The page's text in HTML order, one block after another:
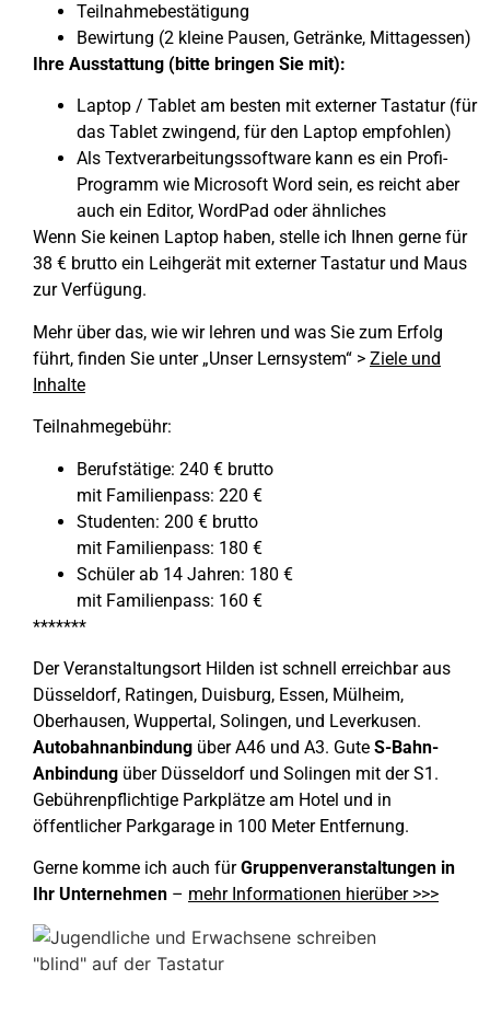
Teilnahmebestätigung
Bewirtung (2 kleine Pausen, Getränke, Mittagessen)
Ihre Ausstattung (bitte bringen Sie mit):
Laptop / Tablet am besten mit externer Tastatur (für
das Tablet zwingend, für den Laptop empfohlen)
Als Textverarbeitungssoftware kann es ein Profi-
Programm wie Microsoft Word sein, es reicht aber
auch ein Editor, WordPad oder ähnliches
Wenn Sie keinen Laptop haben, stelle ich Ihnen gerne für
38 € brutto ein Leihgerät mit externer Tastatur und Maus
zur Verfügung.
Mehr über das, wie wir lehren und was Sie zum Erfolg
führt, finden Sie unter „Unser Lernsystem“ > Ziele und
Inhalte
Teilnahmegebühr:
Berufstätige: 240 € brutto
mit Familienpass: 220 €
Studenten: 200 € brutto
mit Familienpass: 180 €
Schüler ab 14 Jahren: 180 €
mit Familienpass: 160 €
*******
Der Veranstaltungsort Hilden ist schnell erreichbar aus
Düsseldorf, Ratingen, Duisburg, Essen, Mülheim,
Oberhausen, Wuppertal, Solingen, und Leverkusen.
Autobahnanbindung über A46 und A3. Gute S-Bahn-
Anbindung über Düsseldorf und Solingen mit der S1.
Gebührenpflichtige Parkplätze am Hotel und in
öffentlicher Parkgarage in 100 Meter Entfernung.
Gerne komme ich auch fürGruppenveranstaltungen in
Ihr Unternehmen – mehr Informationen hierüber >>>